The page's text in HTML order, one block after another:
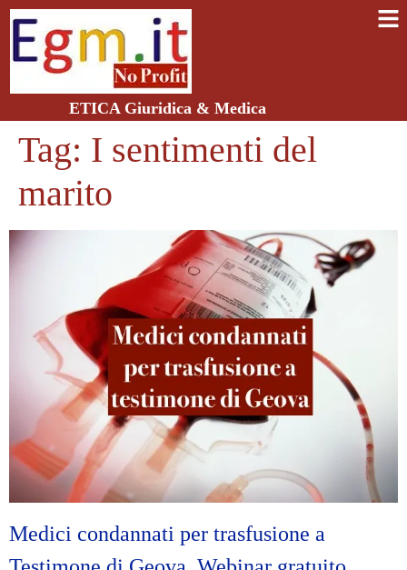
ETICA Giuridica & Medica
Tag: I sentimenti del
marito
Medici condannati per trasfusione a